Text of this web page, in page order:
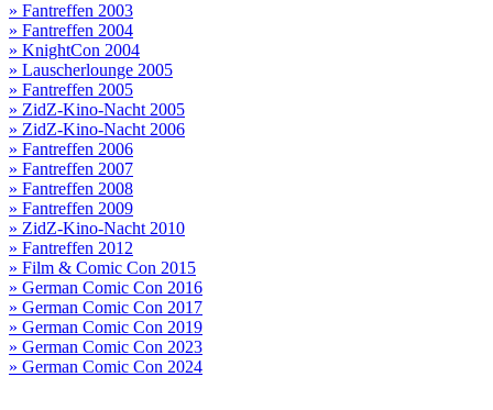
» Fantreffen 2003
» Fantreffen 2004
» KnightCon 2004
» Lauscherlounge 2005
» Fantreffen 2005
» ZidZ-Kino-Nacht 2005
» ZidZ-Kino-Nacht 2006
» Fantreffen 2006
» Fantreffen 2007
» Fantreffen 2008
» Fantreffen 2009
» ZidZ-Kino-Nacht 2010
» Fantreffen 2012
» Film & Comic Con 2015
» German Comic Con 2016
» German Comic Con 2017
» German Comic Con 2019
» German Comic Con 2023
» German Comic Con 2024